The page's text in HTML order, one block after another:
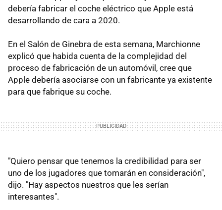
debería fabricar el coche eléctrico que Apple está
desarrollando de cara a 2020.
En el Salón de Ginebra de esta semana, Marchionne
explicó que habida cuenta de la complejidad del
proceso de fabricación de un automóvil, cree que
Apple debería asociarse con un fabricante ya existente
para que fabrique su coche.
"Quiero pensar que tenemos la credibilidad para ser
uno de los jugadores que tomarán en consideración",
dijo. "Hay aspectos nuestros que les serían
interesantes".